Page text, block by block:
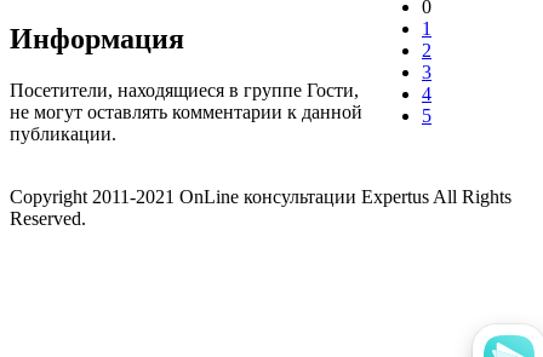
0
1
2
3
4
5
Информация
Посетители, находящиеся в группе Гости,
не могут оставлять комментарии к данной
публикации.
Copyright 2011-2021 OnLine консультации Expertus All Rights
Reserved.